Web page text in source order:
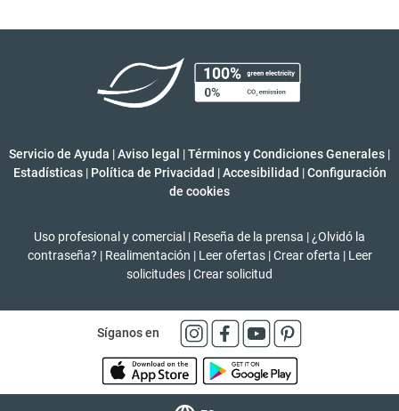
Servicio de Ayuda |Aviso legal |Términos y Condiciones Generales |
Estadísticas | Política de Privacidad | Accesibilidad | Configuración
de cookies
Uso profesional y comercial | Reseña de la prensa | ¿Olvidó la
contraseña? | Realimentación | Leer ofertas | Crear oferta | Leer
solicitudes |Crear solicitud
Síganos en